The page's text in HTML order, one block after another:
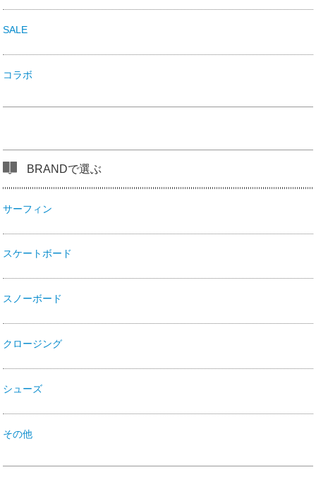
SALE
コラボ
BRANDで選ぶ
サーフィン
スケートボード
スノーボード
クロージング
シューズ
その他